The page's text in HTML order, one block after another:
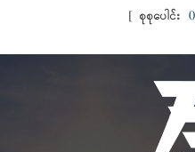
[ စုစုပေါင်း 0